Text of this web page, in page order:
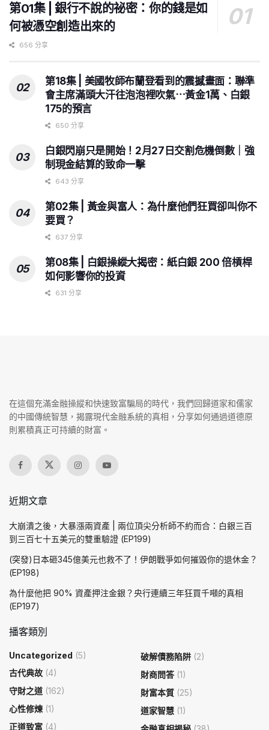
第01集 | 銀行不說的祕密：你的錢是如
何被憑空創造出來的
656 分享
第18集 | 美國牧師布蘭登看到的震撼畫面：聯準
會主席滿頭大汗往泡泡裡吹氣⋯黃金1萬、白銀
175的預言
650 分享
白銀閃崩只是開始！2月27日交割危機倒數｜強
制現金結算的致命一擊
643 分享
第02集 | 黃金與富人：為什麼他們狂買卻叫你不
要買？
637 分享
第08集 | 白銀操縱大揭密：紙白銀 200 倍槓桿
如何影響你的投資
631 分享
在這個充滿金融操縱和快速致富騙局的時代，我們回歸道家和儒家
的中國傳統智慧，揭露現代金融系統的真相，分享如何通過道德原
則累積真正可持續的財富。
近期文章
大崩潰之後，大暴漲兩資產 | 兩位頂尖分析師不約而合：白銀三百
到三百七十五美元的雙重驗證 (EP199)
(突發)日本砸345億美元也救不了！伊朗戰爭如何摧毀你的退休金？
(EP198)
為什麼他把 90% 資產押注金銀？央行連續三年狂買千噸的真相
(EP197)
播客類別
Uncategorized (5)
古代典故 (4)
守財之道 (162)
心性修煉 (1)
正道致富 (4)
破解債務陷阱 (2)
財商問答(1)
財富本質 (25)
道家智慧 (1)